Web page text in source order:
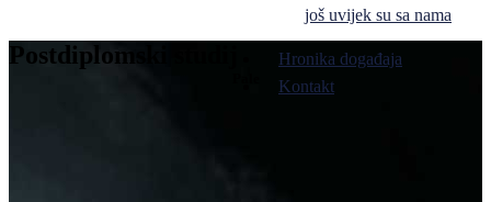
još uvijek su sa nama
Hronika događaja
Kontakt
Postdiplomski studij